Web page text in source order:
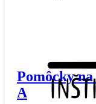
Pomôcky
A